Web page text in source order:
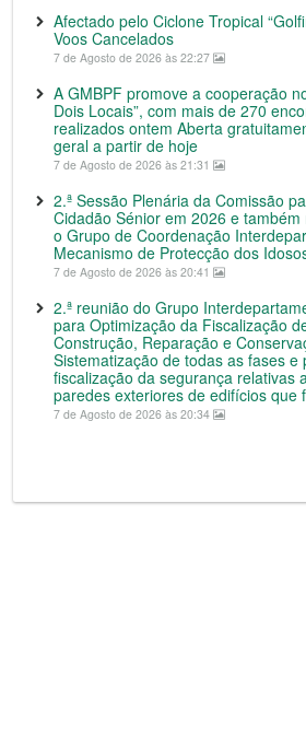
Afectado pelo Ciclone Tropical
Voos Cancelados
7 de Agosto de 2026 às 22:27
A GMBPF promove a cooperação
Dois Locais”, com mais de 270
realizados ontem Aberta
geral a partir de hoje
7 de Agosto de 2026 às 21:31
2.ª Sessão Plenária da Comissão
Cidadão Sénior em 2026 e
o Grupo de Coordenação
Mecanismo de Protecção dos
7 de Agosto de 2026 às 20:41
2.ª reunião do Grupo
para Optimização da Fiscalização
Construção, Reparação e
Sistematização de todas as fases e
fiscalização da segurança relativas
paredes exteriores de edifícios que
7 de Agosto de 2026 às 20:34